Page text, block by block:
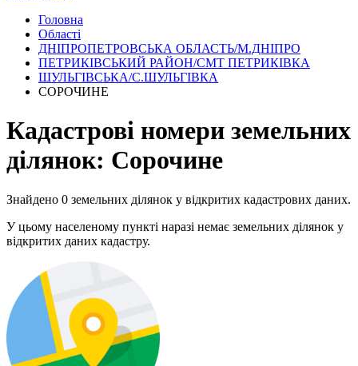
Головна
Області
ДНІПРОПЕТРОВСЬКА ОБЛАСТЬ/М.ДНІПРО
ПЕТРИКІВСЬКИЙ РАЙОН/СМТ ПЕТРИКІВКА
ШУЛЬГІВСЬКА/С.ШУЛЬГІВКА
СОРОЧИНЕ
Кадастрові номери земельних
ділянок: Сорочине
Знайдено 0 земельних ділянок у відкритих кадастрових даних.
У цьому населеному пункті наразі немає земельних ділянок у
відкритих даних кадастру.